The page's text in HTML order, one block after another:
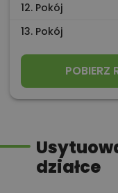
12. Pokój
13. Pokój
POBIERZ
działce